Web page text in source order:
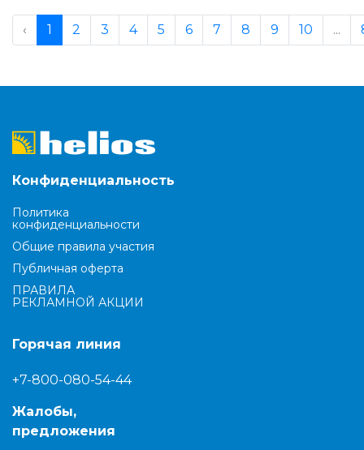
‹ 1 2 3 4 5 6 7 8 9 10 ...
Конфиденциальность
Политика
конфиденциальности
Общие правила участия
Публичная оферта
ПРАВИЛА
РЕКЛАМНОЙ АКЦИИ
Горячая линия
+7-800-080-54-44
Жалобы,
предложения